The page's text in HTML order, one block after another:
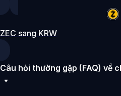
ZEC sang KRW
Câu hỏi thường gặp (FAQ) về